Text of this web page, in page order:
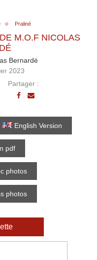
Praliné
M.O.F NICOLAS
Bernardé
2023
Partager :
English Version
pdf
photos
photos